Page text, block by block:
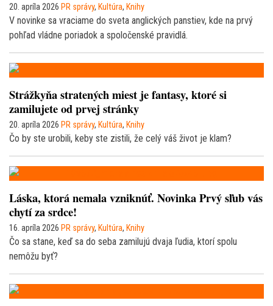
20. apríla 2026 PR správy, Kultúra, Knihy
V novinke sa vraciame do sveta anglických panstiev, kde na prvý
pohľad vládne poriadok a spoločenské pravidlá.
Strážkyňa stratených miest je fantasy, ktoré si
zamilujete od prvej stránky
20. apríla 2026 PR správy, Kultúra, Knihy
Čo by ste urobili, keby ste zistili, že celý váš život je klam?
Láska, ktorá nemala vzniknúť. Novinka Prvý sľub vás
chytí za srdce!
16. apríla 2026 PR správy, Kultúra, Knihy
Čo sa stane, keď sa do seba zamilujú dvaja ľudia, ktorí spolu
nemôžu byť?